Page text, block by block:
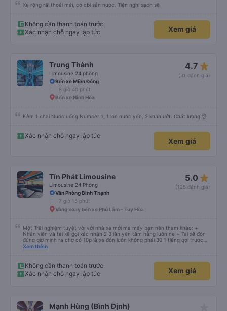
Xe rộng rãi thoải mái, có cbi sẵn nước. Tiện nghi sạch sẽ
Không cần thanh toán trước
Xác nhận chỗ ngay lập tức
Xem giá
Trung Thành
Limousine 24 phòng
4.7 star_rate
(31 đánh giá)
Bến xe Miền Đông
8 giờ 40 phút
Bến xe Ninh Hòa
Kèm 1 chai Nước uống Number 1, 1 lon nước yến, 2 khăn ướt. Chất lượng 👌
Xác nhận chỗ ngay lập tức
Xem giá
Tín Phát Limousine
Limousine 24 Phòng
5.0 star_rate
(125 đánh giá)
Văn Phòng Bình Thạnh
7 giờ 15 phút
Vòng xoay bến xe Phú Lâm - Tuy Hòa
Một Trãi nghiệm tuyệt vời với nhà xe mới mà mấy bạn nên tham khảo: +
Nhân viên và tài xế gọi xác nhận 2 3 lần yên tâm hẵng luôn nè + Tài xế đón
đúng giờ mình ra chờ có 10p là xe đón luôn không phải 30 1 tiếng gọi trước
đợi cực + Xe mới, xịn, thơm và Đặt biệt là cực kỳ ưng mền gối trên xe luôn
trên không bị vướng chân như các xe khác mình từng đi + Tài xế lơ xe nhiệt
tình hỗ trợ hỏi đón trả cực bao nhiệt tình nhẹ nhàn luôn nha + Trên xe còn
có bánh nước, khăn lạnh. Tới trạm tài xế còn tinh ý chuẩn bị thêm khăn lạnh
Xem thêm
Không cần thanh toán trước
Xác nhận chỗ ngay lập tức
Xem giá
Mạnh Hùng (Bình Định)